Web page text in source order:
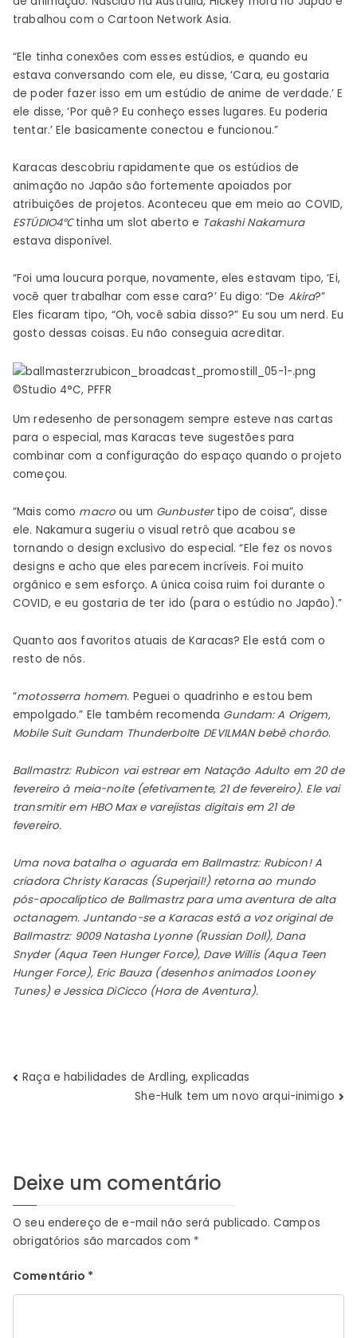
trabalhou com o Cartoon Network Asia.
“Ele tinha conexões com esses estúdios, e quando eu
estava conversando com ele, eu disse, ‘Cara, eu gostaria
de poder fazer isso em um estúdio de anime de verdade.’ E
ele disse, ‘Por quê? Eu conheço esses lugares. Eu poderia
tentar.’ Ele basicamente conectou e funcionou.”
Karacas descobriu rapidamente que os estúdios de
animação no Japão são fortemente apoiados por
atribuições de projetos. Aconteceu que em meio ao COVID,
ESTÚDIO4℃tinha um slot aberto e Takashi Nakamura
estava disponível.
“Foi uma loucura porque, novamente, eles estavam tipo, ‘Ei,
você quer trabalhar com esse cara?’ Eu digo: “De Akira?”
Eles ficaram tipo, “Oh, você sabia disso?” Eu sou um nerd. Eu
gosto dessas coisas. Eu não conseguia acreditar.
©Studio 4°C, PFFR
Um redesenho de personagem sempre esteve nas cartas
para o especial, mas Karacas teve sugestões para
combinar com a configuração do espaço quando o projeto
começou.
“Mais como macro ou um Gunbustertipo de coisa”, disse
ele. Nakamura sugeriu o visual retrô que acabou se
tornando o design exclusivo do especial. “Ele fez os novos
designs e acho que eles parecem incríveis. Foi muito
orgânico e sem esforço. A única coisa ruim foi durante o
COVID, e eu gostaria de ter ido (para o estúdio no Japão).”
Quanto aos favoritos atuais de Karacas? Ele está com o
resto de nós.
“motosserra homem. Peguei o quadrinho e estou bem
empolgado.” Ele também recomenda Gundam: A Origem,
Mobile Suit Gundam Thunderbolte DEVILMAN bebê chorão.
Ballmastrz: Rubicon vai estrear em Natação Adulto em 20 de
fevereiro à meia-noite (efetivamente, 21 de fevereiro). Ele vai
transmitir em HBO Maxe varejistas digitais em 21 de
fevereiro.
Uma nova batalha o aguarda em Ballmastrz: Rubicon! A
criadora Christy Karacas (Superjail!) retorna ao mundo
pós-apocalíptico de Ballmastrz para uma aventura de alta
octanagem. Juntando-se a Karacas está a voz original de
Ballmastrz: 9009 Natasha Lyonne (Russian Doll), Dana
Snyder(Aqua Teen Hunger Force), Dave Willis(Aqua Teen
Hunger Force), Eric Bauza(desenhos animados Looney
Tunes) e Jessica DiCicco (Hora de Aventura).
Navegação
Raça e habilidades de Ardling, explicadas
She-Hulk tem um novo arqui-inimigo
Deixe um comentário
O seu endereço de e-mail não será publicado. Campos
obrigatórios são marcados com *
Comentário *